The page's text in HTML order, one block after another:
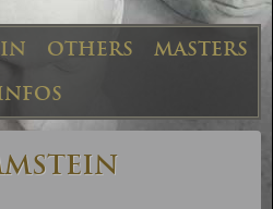
OTHERS
MASTERS